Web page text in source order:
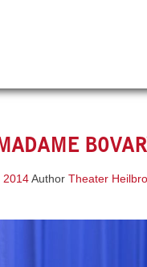
2014Author Theater